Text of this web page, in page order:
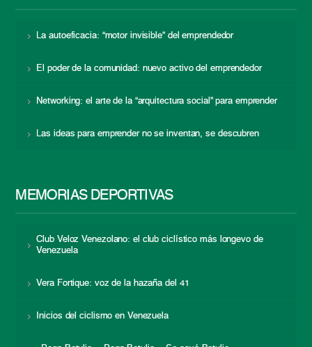
La autoeficacia: “motor invisible” del emprendedor
El poder de la comunidad: nuevo activo del emprendedor
Networking: el arte de la “arquitectura social” para emprender
Las ideas para emprender no se inventan, se descubren
MEMORIAS DEPORTIVAS
Club Veloz Venezolano: el club ciclístico más longevo de
Venezuela
Vera Fortique: voz de la hazaña del 41
Inicios del ciclismo en Venezuela